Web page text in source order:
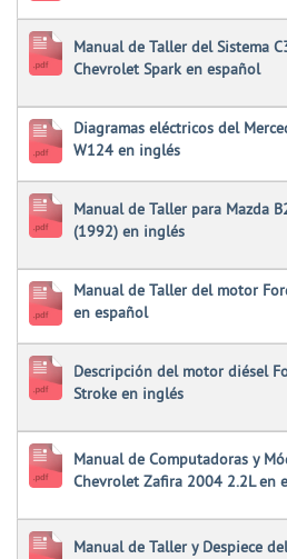
Manual de Taller del Sistema
Chevrolet Spark en español
Diagramas eléctricos del
W124 en inglés
Manual de Taller para Mazda
(1992) en inglés
Manual de Taller del motor
en español
Descripción del motor diésel
Stroke en inglés
Manual de Computadoras y
Chevrolet Zafira 2004 2.2L en
Manual de Taller y Despiece